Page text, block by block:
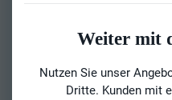
Weiter mit
Nutzen Sie unser
Dritte. Kunden mit